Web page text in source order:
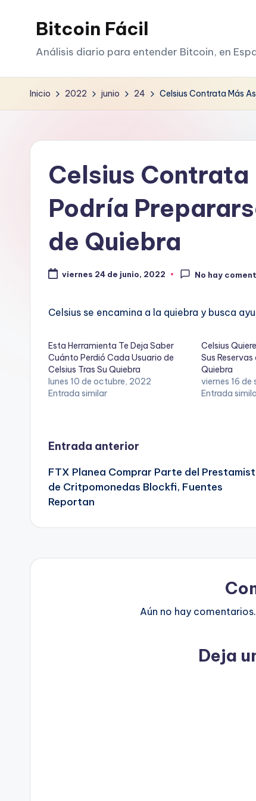
Bitcoin Fácil
Análisis diario para entender Bitcoin, en
Inicio 2022 junio 24 Celsius Contrata Más
Celsius Contrata
Podría
de Quiebra
viernes 24 de junio, 2022 No hay
Celsius se encamina a la quiebra y busca
Esta Herramienta Te Deja Saber
Cuánto Perdió Cada Usuario de
Celsius Tras Su Quiebra
lunes 10 de octubre, 2022
Entrada similar
Celsius
Sus
Quiebra
viernes 16
Entrada
Navegación
de
entradas
Entrada anterior
FTX Planea Comprar Parte del
de Critpomonedas Blockfi, Fuentes
Reportan
Aún no hay
Deja